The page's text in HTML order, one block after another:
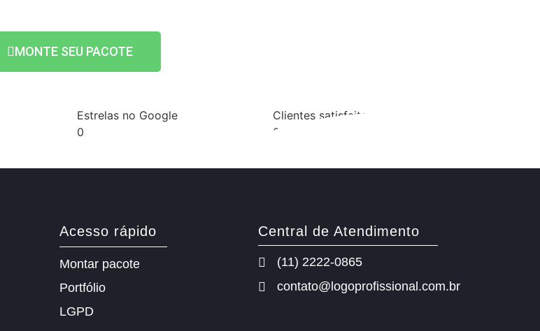
MONTE SEU PACOTE
Estrelas no Google
0
Clientes satisfeitos
0
Acesso rápido
Montar pacote
Portfólio
LGPD
Central de Atendimento
(11) 2222-0865
contato@logoprofissional.com.br